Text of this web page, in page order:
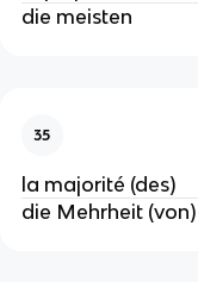
die meisten
35
la majorité (des)
die Mehrheit (von)